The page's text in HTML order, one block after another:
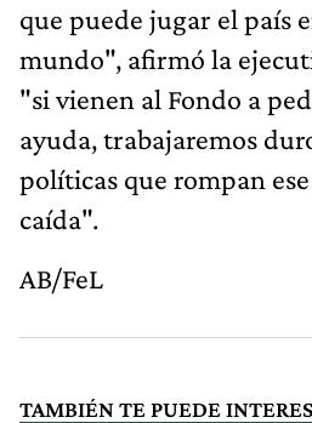
que puede jugar el país
mundo", afirmó la
"si vienen al Fondo a
ayuda, trabajaremos
políticas que rompan
caída".
AB/FeL
TAMBIÉN TE PUEDE